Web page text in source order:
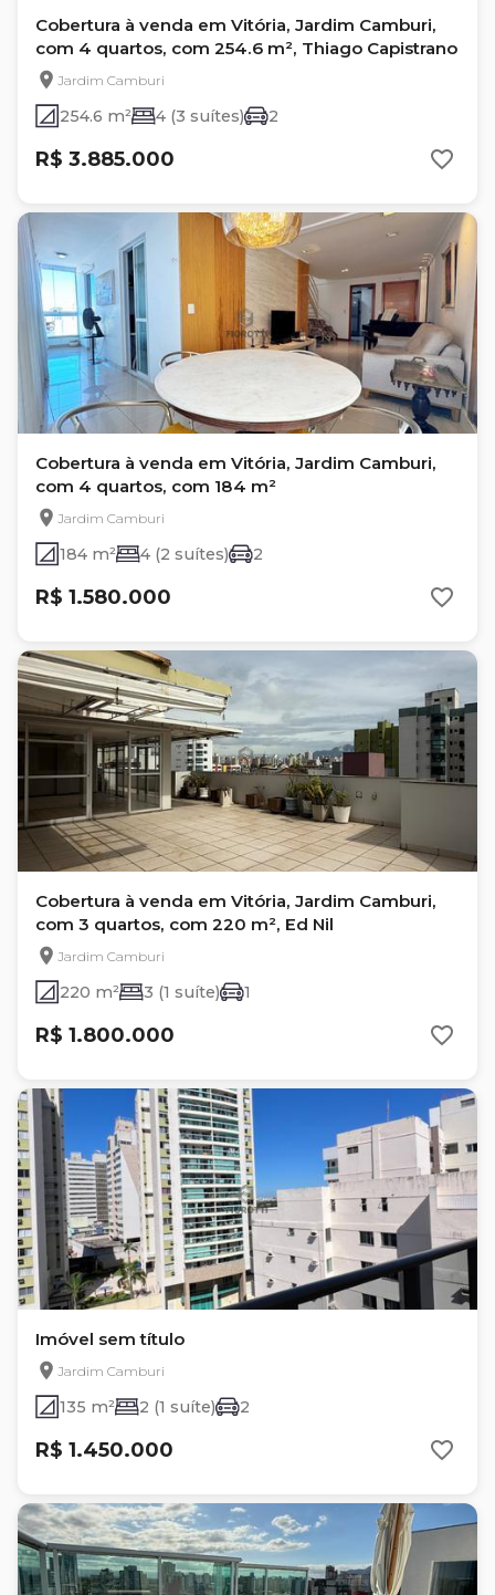
Cobertura à venda em Vitória, Jardim Camburi,
com 4 quartos, com 254.6 m², Thiago Capistrano
Jardim Camburi
254.6 m² 4 (3 suítes) 2
R$ 3.885.000
Cobertura à venda em Vitória, Jardim Camburi,
com 4 quartos, com 184 m²
Jardim Camburi
184 m² 4 (2 suítes) 2
R$ 1.580.000
Cobertura à venda em Vitória, Jardim Camburi,
com 3 quartos, com 220 m², Ed Nil
Jardim Camburi
220 m² 3 (1 suíte) 1
R$ 1.800.000
Imóvel sem título
Jardim Camburi
135 m² 2 (1 suíte) 2
R$ 1.450.000